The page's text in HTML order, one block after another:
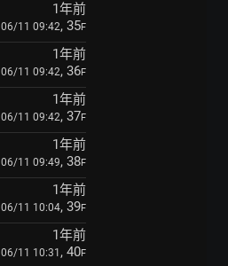
1年前
06/11 09:42, 35F
1年前
06/11 09:42, 36F
1年前
06/11 09:42, 37F
1年前
06/11 09:49, 38F
1年前
06/11 10:04, 39F
1年前
06/11 10:31 , 40F